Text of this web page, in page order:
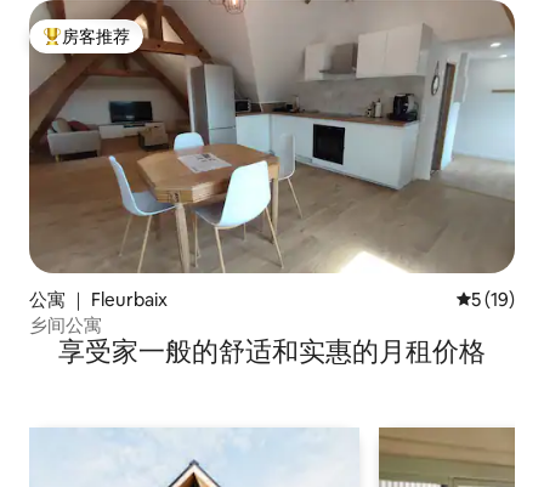
热门「房客推荐」
房客推荐
公寓 ｜ Fleurbaix 平均评分
5 (19)
乡间公寓
享受家一般的舒适和实惠的月租价格